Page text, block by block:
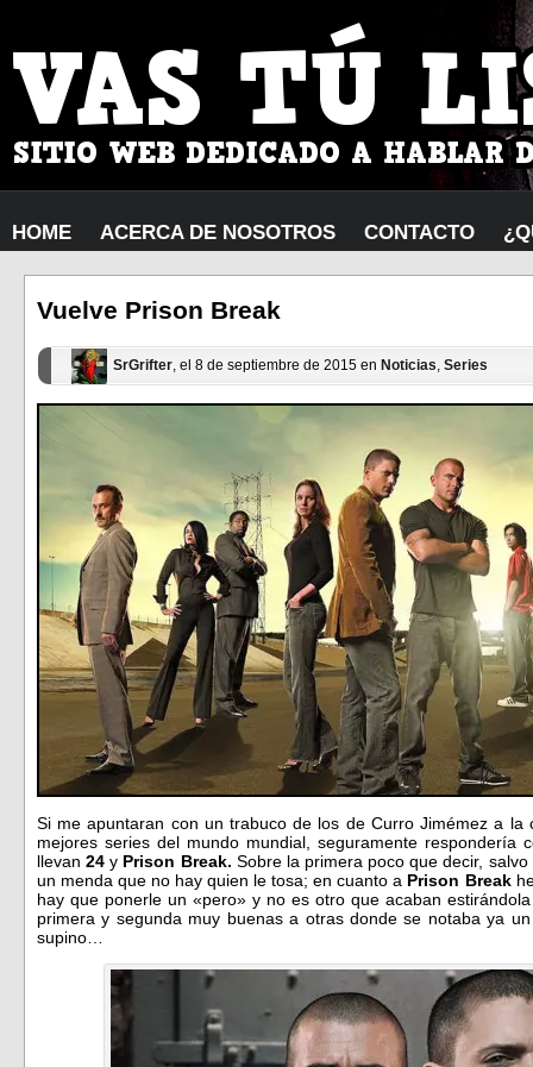
HOME ACERCA DE NOSOTROS CONTACTO
Vuelve Prison Break
SrGrifter, el 8 de septiembre de 2015 en Noticias, Series
Si me apuntaran con un trabuco de los de Curro Jimémez a la
mejores series del mundo mundial, seguramente
llevan24 y Prison Break. Sobre la primera poco que decir, salvo
un menda que no hay quien le tosa; en cuanto a Prison Break
hay que ponerle un «pero» y no es otro que acaban
primera y segunda muy buenas a otras donde se notaba ya
supino…